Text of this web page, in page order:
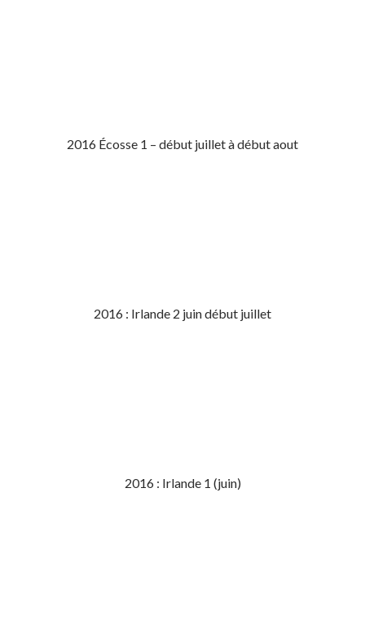
2016 Écosse 1 – début juillet à début aout
2016 : Irlande 2 juin début juillet
2016 : Irlande 1 (juin)